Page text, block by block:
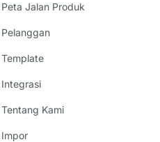
Peta Jalan Produk
Pelanggan
Template
Integrasi
Tentang Kami
Impor